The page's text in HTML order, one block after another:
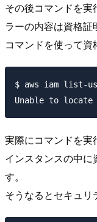
その後コマンドを
ラーの内容は資格証
コマンドを使って資
$ aws iam list-
実際にコマンドを
インスタンスの中に
す。
そうなるとセキュリ